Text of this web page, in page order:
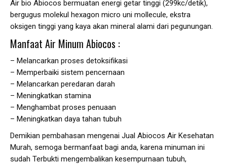
Air bio Abiocos bermuatan energi getar tinggi (299kc/detik),
bergugus molekul hexagon micro uni mollecule, ekstra
oksigen tinggi yang kaya akan mineral alami dari pegunungan.
Manfaat Air Minum Abiocos :
– Melancarkan proses detoksifikasi
– Memperbaiki sistem pencernaan
– Melancarkan peredaran darah
– Meningkatkan stamina
– Menghambat proses penuaan
– Meningkatkan daya tahan tubuh
Demikian pembahasan mengenai Jual Abiocos Air Kesehatan
Murah, semoga bermanfaat bagi anda, karena minuman ini
sudah Terbukti mengembalikan kesempurnaan tubuh,